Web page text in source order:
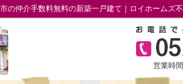
の仲介手数料無料の新築一戸建て｜ロイホームズ
営業時